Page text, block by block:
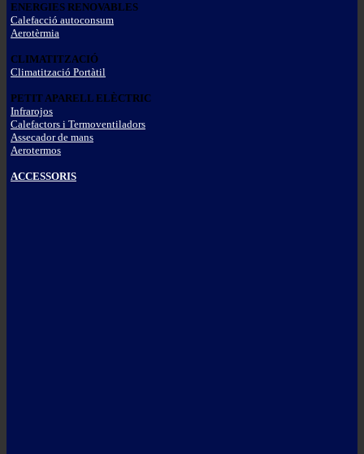
ENERGIES RENOVABLES
Calefacció autoconsum
Aerotèrmia
CLIMATITZACIÓ
Climatització Portàtil
PETIT APARELL ELÈCTRIC
Infrarojos
Calefactors i Termoventiladors
Assecador de mans
Aerotermos
ACCESSORIS